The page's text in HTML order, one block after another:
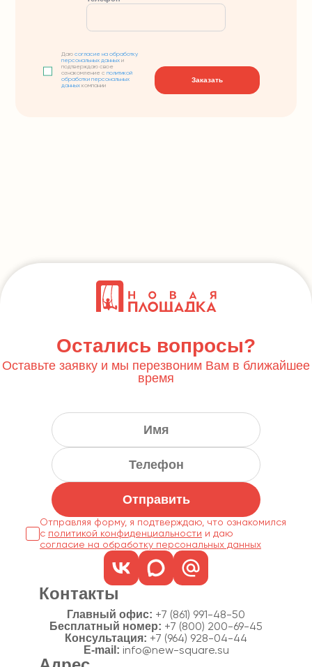
Даюсогласие на обработку
персональных данных и
подтверждаю свое
ознакомление сполитикой
обработки персональных
данных компании
Заказать
Остались вопросы?
Оставьте заявку и мы перезвоним Вам в ближайшее
время
Отправить
Отправляя форму, я подтверждаю, что ознакомился
с политикой конфиденциальности
согласие на обработку персональных данных
Контакты
Главный офис: +7 (861) 991-48-50
Бесплатный номер: +7 (800) 200-69-45
Консультация: +7 (964) 928-04-44
E-mail: info@new-square.su